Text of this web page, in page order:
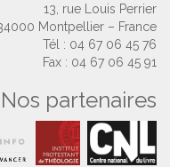
13, rue Louis Perrier
Montpellier – France
Tél : 04 67 06 45 76
Fax : 04 67 06 45 91
Nos partenaires